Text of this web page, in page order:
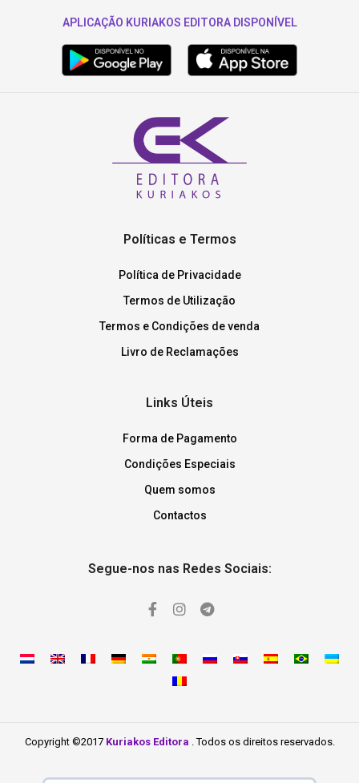
APLICAÇÃO KURIAKOS EDITORA DISPONÍVEL
Políticas e Termos
Política de Privacidade
Termos de Utilização
Termos e Condições de venda
Livro de Reclamações
Links Úteis
Forma de Pagamento
Condições Especiais
Quem somos
Contactos
Segue-nos nas Redes Sociais:
Copyright ©2017 Kuriakos Editora . Todos os direitos reservados.